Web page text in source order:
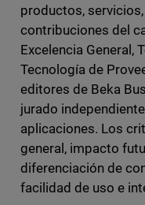
productos,
contribuciones del
Excelencia General,
Tecnología de
editores de Beka
jurado
aplicaciones. Los
general, impacto
diferenciación de
facilidad de uso e